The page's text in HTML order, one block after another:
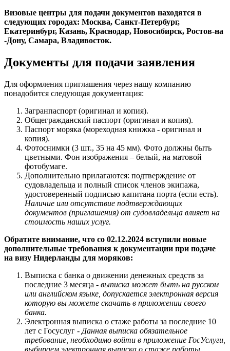
Визовые центры для подачи документов находятся в
следующих городах: Москва, Санкт-Петербург,
Екатеринбург, Казань, Краснодар, Новосибирск, Ростов-на
-Дону, Самара, Владивосток.
Документы для подачи заявления
Для оформления приглашения через нашу компанию
понадобится следующая документация:
Загранпаспорт (оригинал и копия).
Общегражданский паспорт (оригинал и копия).
Паспорт моряка (мореходная книжка - оригинал и
копия).
Фотоснимки (3 шт., 35 на 45 мм). Фото должны быть
цветными. Фон изображения – белый, на матовой
фотобумаге.
Дополнительно прилагаются: подтверждение от
судовладельца и полный список членов экипажа,
удостоверенный подписью капитана порта (если есть).
Наличие или отсутствие подтверждающих
документов (приглашения) от судовладельца влияет на
стоимость наших услуг.
Обратите внимание, что со 02.12.2024 вступили новые
дополнительные требования к документации при подаче
на визу Нидерланды для моряков:
Выписка с банка о движении денежных средств за
последние 3 месяца - выписка может быть на русском
или английском языке, допускается электронная версия
которую вы можете скачать в приложении своего
банка.
Электронная выписка о стаже работы за последние 10
лет с Госуслуг - Данная выписка обязательное
требование, необходимо войти в приложение ГосУслуги,
выбираем электронная выписка о стаже работы.